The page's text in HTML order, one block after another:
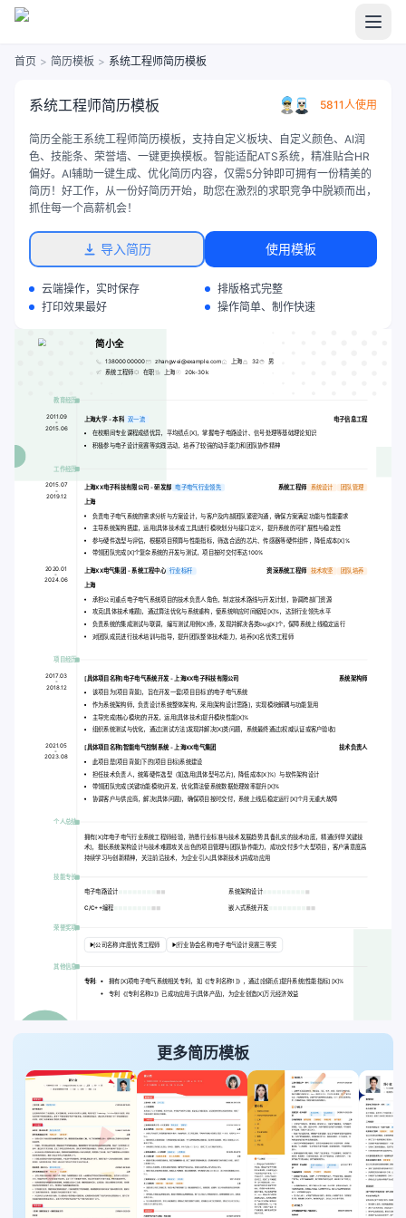
首页 > 简历模板 > 系统工程师简历模板
系统工程师简历模板 5811人使用
简历全能王系统工程师简历模板，支持自定义板块、自定义颜色、AI润
色、技能条、荣誉墙、一键更换模板。智能适配ATS系统，精准贴合HR
偏好。AI辅助一键生成、优化简历内容，仅需5分钟即可拥有一份精美的
简历！好工作，从一份好简历开始，助您在激烈的求职竞争中脱颖而出，
抓住每一个高薪机会！
导入简历 使用模板
云端操作，实时保存
排版格式完整
打印效果最好
操作简单、制作快速
简小全
13800000000 zhangwei@example.com 上海 32
男
系统工程师
在职 上海 20k-30k
教育经历
2011.09
-
2015.06
上海大学 - 本科 双一流
电子信息工程
在校期间专业课程成绩优异，平均绩点[X]，掌握电子电路设计、信号处理等基础理论知识
积极参与电子设计竞赛等实践活动，培养了较强的动手能力和团队协作精神
工作经历
2015.07
-
2019.12
上海XX电子科技有限公司 - 研发部 电子电气行业领先 系统工程师 系统设计 团队管理
上海
负责电子电气系统的需求分析与方案设计，与客户及内部团队紧密沟通，确保方案满足功能与性能要求
主导系统架构搭建，运用[具体技术或工具]进行模块划分与接口定义，提升系统的可扩展性与稳定性
参与硬件选型与评估，根据项目预算与性能指标，筛选合适的芯片、传感器等硬件组件，降低成本[X]%
带领团队完成[X]个复杂系统的开发与测试，项目按时交付率达100%
2020.01
-
2024.06
上海XX电气集团 - 系统工程中心 行业标杆 资深系统工程师 技术攻坚 团队培养
上海
承担公司重点电子电气系统项目的技术负责人角色，制定技术路线与开发计划，协调跨部门资源
攻克[具体技术难题]，通过算法优化与系统重构，使系统响应时间缩短[X]%，达到行业领先水平
负责系统的集成测试与联调，编写测试用例[X]条，发现并解决各类bug[X]个，保障系统上线稳定运行
对团队成员进行技术培训与指导，提升团队整体技术能力，培养[X]名优秀工程师
项目经历
2017.03
-
2018.12
[具体项目名称]电子电气系统开发 - 上海XX电子科技有限公司 系统架构师
该项目为[项目背景]，旨在开发一套[项目目标]的电子电气系统
作为系统架构师，负责设计系统整体架构，采用[架构设计思路]，实现模块解耦与功能复用
主导完成[核心模块]的开发，运用[具体技术]提升模块性能[X]%
组织系统测试与优化，通过[测试方法]发现并解决[X]类问题，系统最终通过[权威认证或客户验收]
2021.05
-
2023.08
[具体项目名称]智能电气控制系统- 上海XX电气集团 技术负责人
此项目是[项目背景]下的[项目目标]系统建设
担任技术负责人，统筹硬件选型（如选用[具体型号芯片]，降低成本[X]%）与软件架构设计
带领团队完成[关键功能模块]开发，优化算法使系统数据处理效率提升[X]%
协调客户与供应商，解决[具体问题]，确保项目按时交付，系统上线后稳定运行[X]个月无重大故障
个人总结
拥有[X]年电子电气行业系统工程师经验，熟悉行业标准与技术发展趋势 具备扎实的技术功底，精通[列举关键技
术]，擅长系统架构设计与技术难题攻关 出色的项目管理与团队协作能力，成功交付多个大型项目，客户满意度高
持续学习与创新精神，关注前沿技术，为企业引入[具体新技术]并成功应用
技能专长
电子电路设计 系统架构设计
C/C++编程 嵌入式系统开发
荣誉奖项
[公司名称]年度优秀工程师 [行业协会名称]电子电气设计竞赛三等奖
其他信息
专利:
拥有[X]项电子电气系统相关专利，如《[专利名称1]》，通过[创新点]提升系统[性能指标] [X]%
专利《[专利名称2]》已成功应用于[具体产品]，为企业创造[X]万元经济效益
更多简历模板